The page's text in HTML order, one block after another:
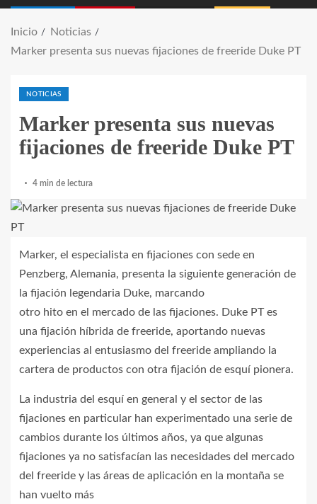
Inicio
Noticias
Marker presenta sus nuevas fijaciones de freeride Duke PT
NOTICIAS
Marker presenta sus nuevas
fijaciones de freeride Duke PT
4 min de lectura
Marker, el especialista en fijaciones con sede en
Penzberg, Alemania, presenta la siguiente generación de
la fijación legendaria Duke, marcando
otro hito en el mercado de las fijaciones. Duke PT es
una fijación híbrida de freeride, aportando nuevas
experiencias al entusiasmo del freeride ampliando la
cartera de productos con otra fijación de esquí pionera.
La industria del esquí en general y el sector de las
fijaciones en particular han experimentado una serie de
cambios durante los últimos años, ya que algunas
fijaciones ya no satisfacían las necesidades del mercado
del freeride y las áreas de aplicación en la montaña se
han vuelto más